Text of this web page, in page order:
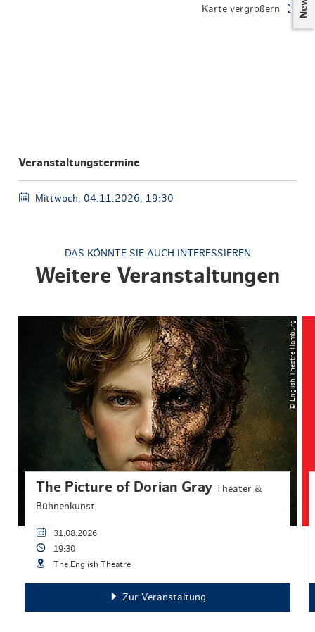
Karte vergrößern
Veranstaltungstermine
Mittwoch, 04.11.2026, 19:30
DAS KÖNNTE SIE AUCH INTERESSIEREN
Weitere Veranstaltungen
© English Theatre Hamburg
The Picture of Dorian GrayTheater &
Bühnenkunst
31.08.2026
19:30
The English Theatre
Zur Veranstaltung